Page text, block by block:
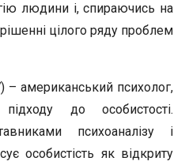
людини і, спираючись на
цілого ряду проблем
– американський психолог,
до особистості.
психоаналізу і
особистість як відкриту